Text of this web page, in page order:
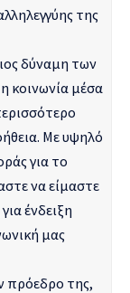
της
δύναμη των
κοινωνία μέσα
Με υψηλό
για το
να είμαστε
ένδειξη
μας
πρόεδρο της,